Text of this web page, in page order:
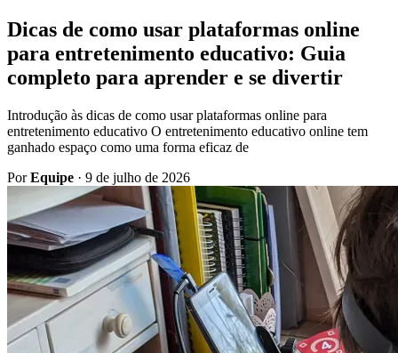
Dicas de como usar plataformas online
para entretenimento educativo: Guia
completo para aprender e se divertir
Introdução às dicas de como usar plataformas online para
entretenimento educativo O entretenimento educativo online tem
ganhado espaço como uma forma eficaz de
PorEquipe · 9 de julho de 2026